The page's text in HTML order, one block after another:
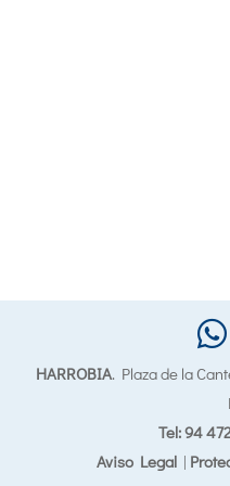
HARROBIA. Plaza de la
Tel: 94
Aviso Legal|